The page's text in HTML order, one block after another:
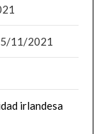
11/2021
irlandesa